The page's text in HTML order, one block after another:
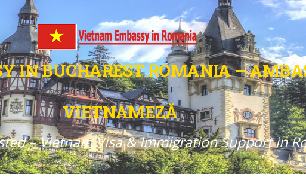
IN BUCHAREST ROMANIA –
VIETNAMEZĂ
– Vietnam Visa & Immigration Support in